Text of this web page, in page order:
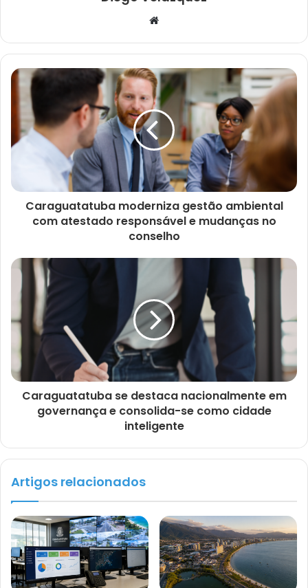
Website
Caraguatatuba moderniza gestão ambiental
com atestado responsável e mudanças no
conselho
Caraguatatuba se destaca nacionalmente em
governança e consolida-se como cidade
inteligente
Artigos relacionados